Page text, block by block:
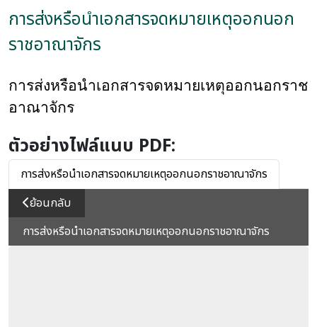
การส่งหรือนําเอกสารจดหมายเหตุออกนอก
ราชอาณาจักร
การส่งหรือนําเอกสารจดหมายเหตุออกนอกราช
อาณาจักร
ตัวอย่างไฟล์แนบ PDF:
การส่งหรือนําเอกสารจดหมายเหตุออกนอกราชอาณาจักร
ย้อนกลับ
การส่งหรือนําเอกสารจดหมายเหตุออกนอกราชอาณาจักร